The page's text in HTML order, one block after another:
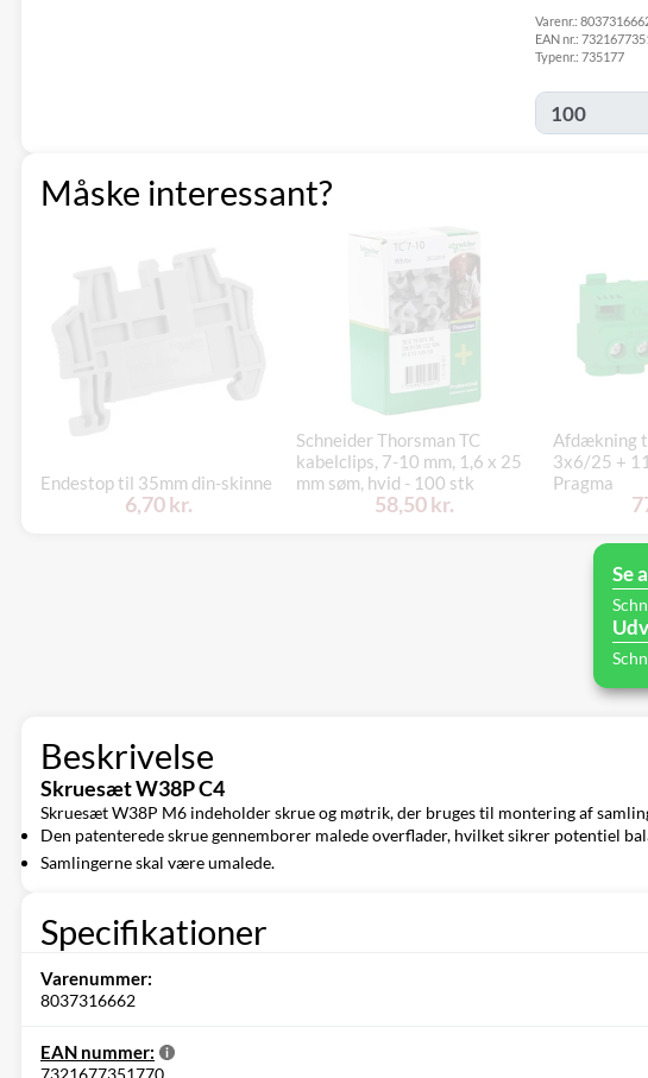
GLS
GLS Erhverv
Varenr.:
EAN nr.:
Typenr.: 735177
Måske interessant?
Endestop til 35mm din-skinne
6,70 kr.
Schneider Thorsman TC
kabelclips, 7-10 mm, 1,6 x 25
mm søm, hvid - 100 stk
58,50 kr.
Afdækning
3x6/25 +
Pragma
Se
Beskrivelse
Skruesæt W38P C4
Skruesæt W38P M6 indeholder skrue og møtrik, der bruges til montering af
Den patenterede skrue gennemborer malede overflader, hvilket sikrer potentiel
Samlingerne skal være umalede.
Specifikationer
Varenummer:
8037316662
EAN nummer:
7321677351770